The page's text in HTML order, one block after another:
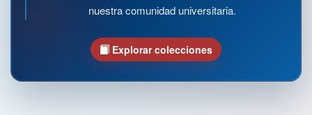
nuestra comunidad universitaria.
Explorar colecciones